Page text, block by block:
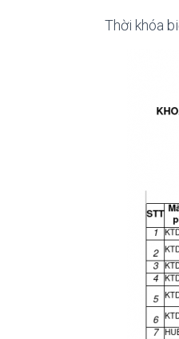
Thời khóa